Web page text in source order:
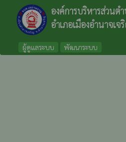
องค์การบริหารส่วนต
อำเภอเมืองอำนาจเ
ผู้ดูแลระบบ พัฒนาระบบ